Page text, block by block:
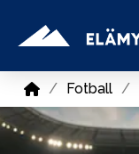
Home
/ Fotball /